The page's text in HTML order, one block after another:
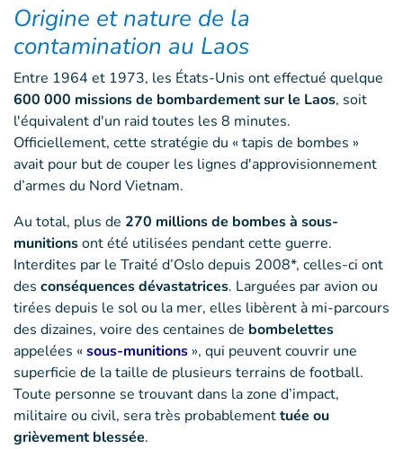
Origine et nature de la
contamination au Laos
Entre 1964 et 1973, les États-Unis ont effectué quelque
600 000 missions de bombardement sur le Laos, soit
l'équivalent d'un raid toutes les 8 minutes.
Officiellement, cette stratégie du « tapis de bombes »
avait pour but de couper les lignes d'approvisionnement
d’armes du Nord Vietnam.
Au total, plus de 270 millions de bombes à sous-
munitionsont été utilisées pendant cette guerre.
Interdites par le Traité d’Oslo depuis 2008*, celles-ci ont
des conséquences dévastatrices. Larguées par avion ou
tirées depuis le sol ou la mer, elles libèrent à mi-parcours
des dizaines, voire des centaines de bombelettes
appelées « sous-munitions », qui peuvent couvrir une
superficie de la taille de plusieurs terrains de football.
Toute personne se trouvant dans la zone d’impact,
militaire ou civil, sera très probablementtuée ou
grièvement blessée.